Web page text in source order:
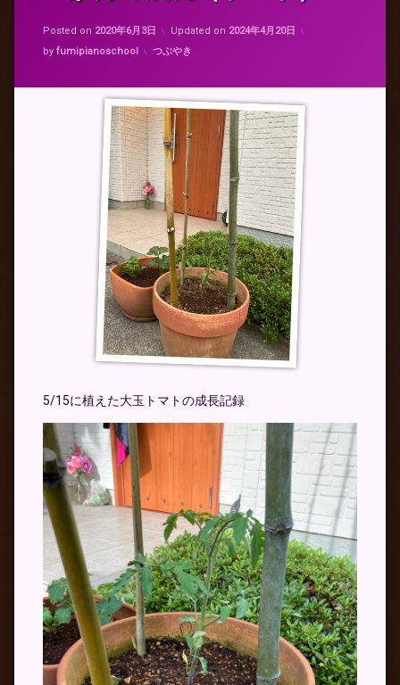
Posted on 2020年6月3日 Updated on 2024年4月20日
by fumipianoschool カテゴリー:
つぶやき
5/15に植えた大玉トマトの成長記録